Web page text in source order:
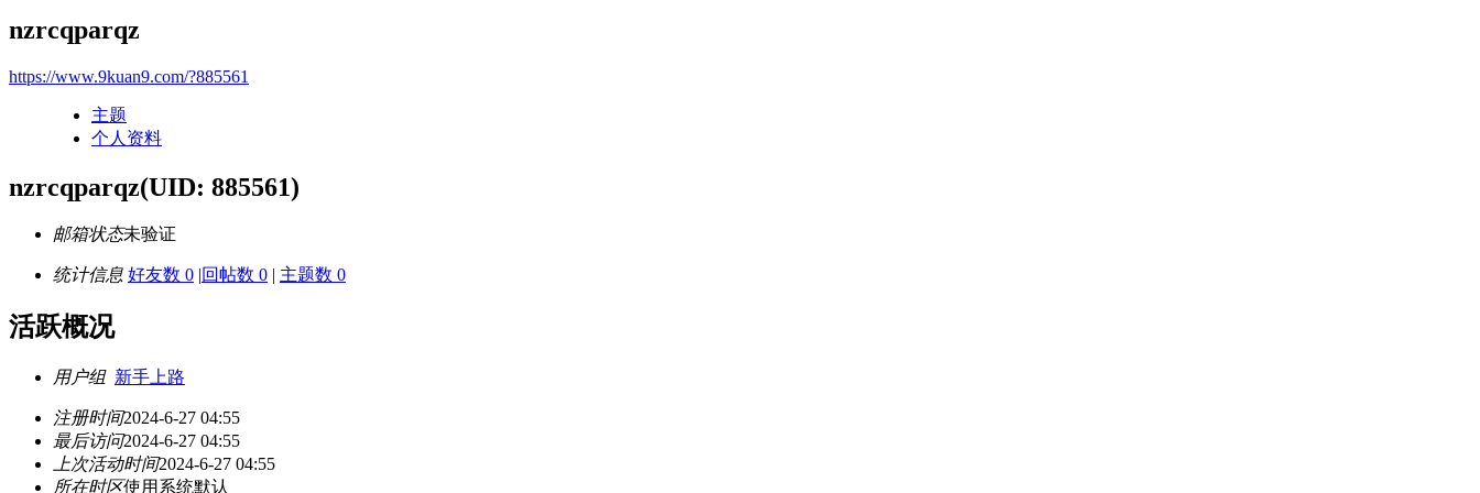
nzrcqparqz
https://www.9kuan9.com/?885561
主题
个人资料
nzrcqparqz(UID: 885561)
邮箱状态未验证
统计信息 好友数 0 |回帖数 0 | 主题数 0
活跃概况
用户组 新手上路
注册时间2024-6-27 04:55
最后访问2024-6-27 04:55
上次活动时间2024-6-27 04:55
所在时区使用系统默认